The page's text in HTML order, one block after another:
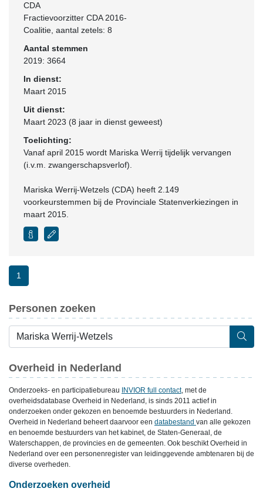
CDA
Fractievoorzitter CDA 2016-
Coalitie , aantal zetels: 8
Aantal stemmen
2019: 3664
In dienst:
Maart 2015
Uit dienst:
Maart 2023 (8 jaar in dienst geweest)
Toelichting:
Vanaf april 2015 wordt Mariska Werrij tijdelijk vervangen
(i.v.m. zwangerschapsverlof).
Mariska Werrij-Wetzels (CDA) heeft 2.149
voorkeurstemmen bij de Provinciale Statenverkiezingen in
maart 2015.
1
Personen zoeken
Overheid in Nederland
Onderzoeks- en participatiebureau INVIOR full contact, met de
overheidsdatabase Overheid in Nederland, is sinds 2011 actief in
onderzoeken onder gekozen en benoemde bestuurders in Nederland.
Overheid in Nederland beheert daarvoor een databestand van alle gekozen
en benoemde bestuurders van het kabinet, de Staten-Generaal, de
Waterschappen, de provincies en de gemeenten. Ook beschikt Overheid in
Nederland over een personenregister van leidinggevende ambtenaren bij de
diverse overheden.
Onderzoeken overheid